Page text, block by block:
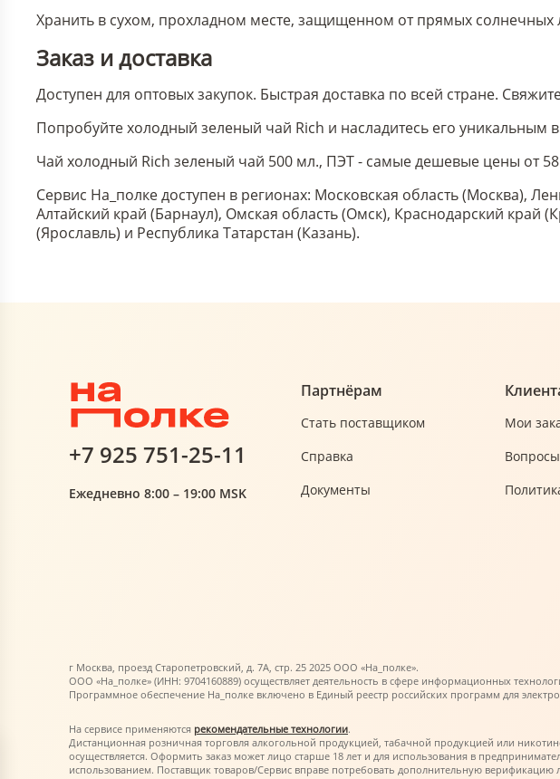
Хранить в сухом, прохладном месте, защищенном от прямых солнечных
Заказ и доставка
Доступен для оптовых закупок. Быстрая доставка по всей стране.
Попробуйте холодный зеленый чай Rich и насладитесь его уникальным
Чай холодный Rich зеленый чай 500 мл., ПЭТ - самые дешевые цены от
Сервис На_полке доступен в регионах: Московская область (Москва),
Алтайский край (Барнаул), Омская область (Омск), Краснодарский край
(Ярославль) и Республика Татарстан (Казань).
+7 925 751-25-11
Ежедневно 8:00 – 19:00 MSK
Партнёрам
Стать поставщиком
Справка
Документы
Мои
г Москва, проезд Старопетровский, д. 7А, стр. 25 2025 ООО «На_полке».
ООО «На_полке» (ИНН: 9704160889) осуществляет деятельность в сфере информационных
Программное обеспечение На_полке включено в Единый реестр российских программ для
На сервисе применяются рекомендательные технологии.
Дистанционная розничная торговля алкогольной продукцией, табачной продукцией или
осуществляется. Оформить заказ может лицо старше 18 лет и для использования в
использованием. Поставщик товаров/Сервис вправе потребовать дополнительную верификацию